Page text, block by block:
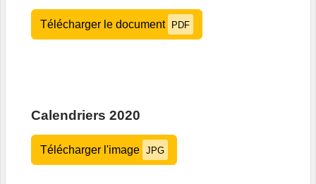
Télécharger le document PDF
Calendriers 2020
Télécharger l'image JPG